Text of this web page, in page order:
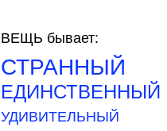
ВЕЩЬ бывает:
СТРАННЫЙ
ЕДИНСТВЕННЫЙ
УДИВИТЕЛЬНЫЙ